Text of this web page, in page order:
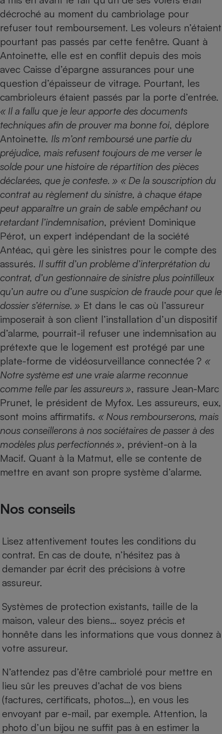
décroché au moment du cambriolage pour
refuser tout remboursement. Les voleurs n’étaient
pourtant pas passés par cette fenêtre. Quant à
Antoinette, elle est en conflit depuis des mois
avec Caisse d’épargne assurances pour une
question d’épaisseur de vitrage. Pourtant, les
cambrioleurs étaient passés par la porte d’entrée.
« Il a fallu que je leur apporte des documents
techniques afin de prouver ma bonne foi, déplore
Antoinette. Ils m’ont remboursé une partie du
préjudice, mais refusent toujours de me verser le
solde pour une histoire de répartition des pièces
déclarées, que je conteste. » « De la souscription du
contrat au règlement du sinistre, à chaque étape
peut apparaître un grain de sable empêchant ou
retardant l’indemnisation, prévient Dominique
Pérot, un expert indépendant de la société
Antéac, qui gère les sinistres pour le compte des
assurés. Il suffit d’un problème d’interprétation du
contrat, d’un gestionnaire de sinistre plus pointilleux
qu’un autre ou d’une suspicion de fraude pour que le
dossier s’éternise. » Et dans le cas où l’assureur
imposerait à son client l’installation d’un dispositif
d’alarme, pourrait-il refuser une indemnisation au
prétexte que le logement est protégé par une
plate-forme de vidéosurveillance connectée ? «
Notre système est une vraie alarme reconnue
comme telle par les assureurs », rassure Jean-Marc
Prunet, le président de Myfox. Les assureurs, eux,
sont moins affirmatifs. « Nous rembourserons, mais
nous conseillerons à nos sociétaires de passer à des
modèles plus perfectionnés », prévient-on à la
Macif. Quant à la Matmut, elle se contente de
mettre en avant son propre système d’alarme.
Nos conseils
Lisez attentivement toutes les conditions du
contrat. En cas de doute, n’hésitez pas à
demander par écrit des précisions à votre
assureur.
Systèmes de protection existants, taille de la
maison, valeur des biens… soyez précis et
honnête dans les informations que vous donnez à
votre assureur.
N’attendez pas d’être cambriolé pour mettre en
lieu sûr les preuves d’achat de vos biens
(factures, certificats, photos…), en vous les
envoyant par e-mail, par exemple. Attention, la
photo d’un bijou ne suffit pas à en estimer la
Complément
alimentaire
bouteille
Assurance emprunteur
Banque
Petit électroménager -
Lave-linge
Plaque de cuisson à
induction
Climatiseur -
Ventilateur
Cafetière à expressos
Robot ménager
Téléviseur
Téléphone mobile -
Smartphone
Antivirus
Matelas
Radiateur électrique
Climatiseur -
Ventilateur
Mutuelle
Antimoustique